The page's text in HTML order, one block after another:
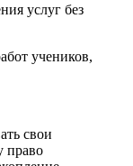
услуг без
учеников,
свои
право